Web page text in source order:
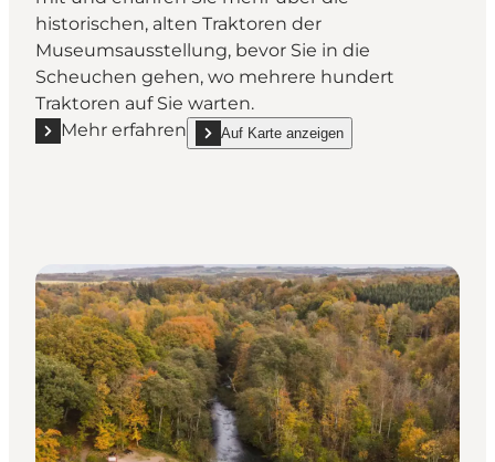
historischen, alten Traktoren der
Museumsausstellung, bevor Sie in die
Scheuchen gehen, wo mehrere hundert
Traktoren auf Sie warten.
Mehr erfahren
Mehr erfahren "Danmarks Ferguson Museum"
Auf Karte anzeigen
show Danmarks Ferguson Museum on_map